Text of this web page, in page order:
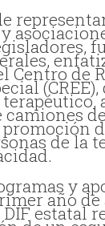
Centro de
de la
y
año
estatal